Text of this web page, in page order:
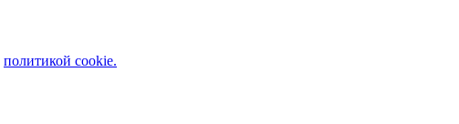
политикой cookie.